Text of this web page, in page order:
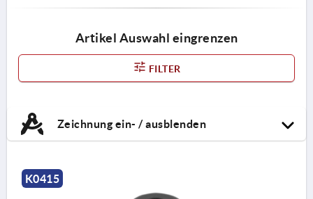
Artikel Auswahl eingrenzen
FILTER
Zeichnung ein- / ausblenden
K0415